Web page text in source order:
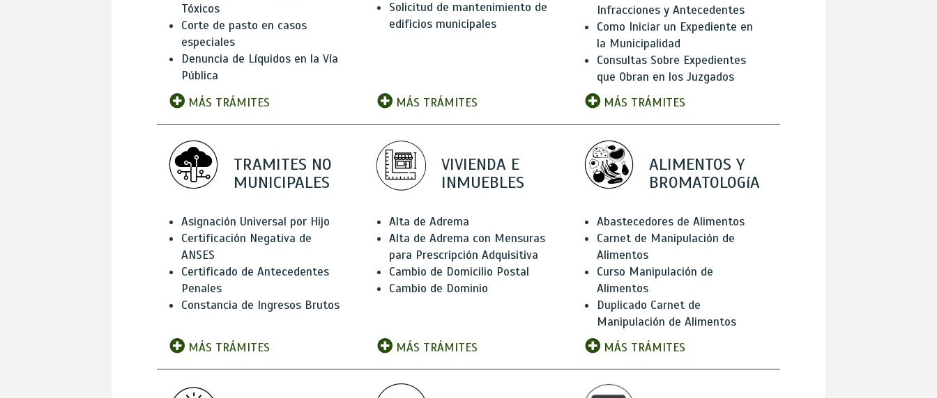
Tóxicos
Corte de pasto en casos
especiales
Denuncia de Líquidos en la Vía
Pública
MÁS TRÁMITES
Solicitud de mantenimiento de
edificios municipales
MÁS TRÁMITES
Infracciones y Antecedentes
Como Iniciar un Expediente en
la Municipalidad
Consultas Sobre Expedientes
que Obran en los Juzgados
MÁS TRÁMITES
TRAMITES NO
MUNICIPALES
Asignación Universal por Hijo
Certificación Negativa de
ANSES
Certificado de Antecedentes
Penales
Constancia de Ingresos Brutos
MÁS TRÁMITES
VIVIENDA E
INMUEBLES
Alta de Adrema
Alta de Adrema con Mensuras
para Prescripción Adquisitiva
Cambio de Domicilio Postal
Cambio de Dominio
MÁS TRÁMITES
ALIMENTOS Y
BROMATOLOGíA
Abastecedores de Alimentos
Carnet de Manipulación de
Alimentos
Curso Manipulación de
Alimentos
Duplicado Carnet de
Manipulación de Alimentos
MÁS TRÁMITES